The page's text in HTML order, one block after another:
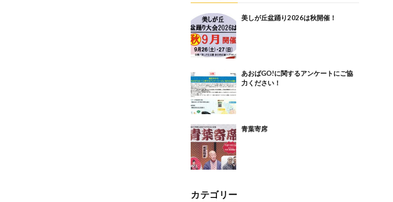
美しが丘盆踊り2026は秋開催！
あおばGO!に関するアンケートにご協
力ください！
青葉寄席
カテゴリー